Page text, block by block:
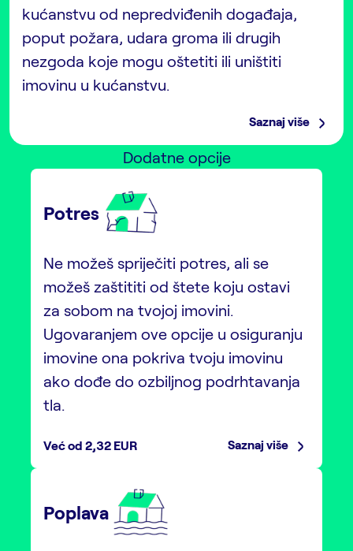
kućanstvu od nepredviđenih događaja,
poput požara, udara groma ili drugih
nezgoda koje mogu oštetiti ili uništiti
imovinu u kućanstvu.
Saznaj više
Dodatne opcije
Potres
Ne možeš spriječiti potres, ali se
možeš zaštititi od štete koju ostavi
za sobom na tvojoj imovini.
Ugovaranjem ove opcije u osiguranju
imovine ona pokriva tvoju imovinu
ako dođe do ozbiljnog podrhtavanja
tla.
Već od 2,32 EUR Saznaj više
Poplava